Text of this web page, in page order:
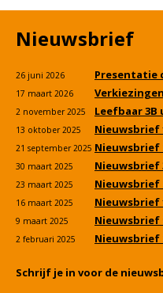
Nieuwsbrief
26 juni 2026 Presentatie
17 maart 2026
2 november 2025 Leefbaar
13 oktober 2025 Nieuwsbrief
21 september 2025 Nieuwsbrief
30 maart 2025 Nieuwsbrief
23 maart 2025 Nieuwsbrief
16 maart 2025 Nieuwsbrief
9 maart 2025 Nieuwsbrief
2 februari 2025 Nieuwsbrief
Schrijf je in voor de